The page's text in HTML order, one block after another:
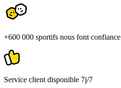
+600 000 sportifs nous font confiance
Service client disponible 7j/7